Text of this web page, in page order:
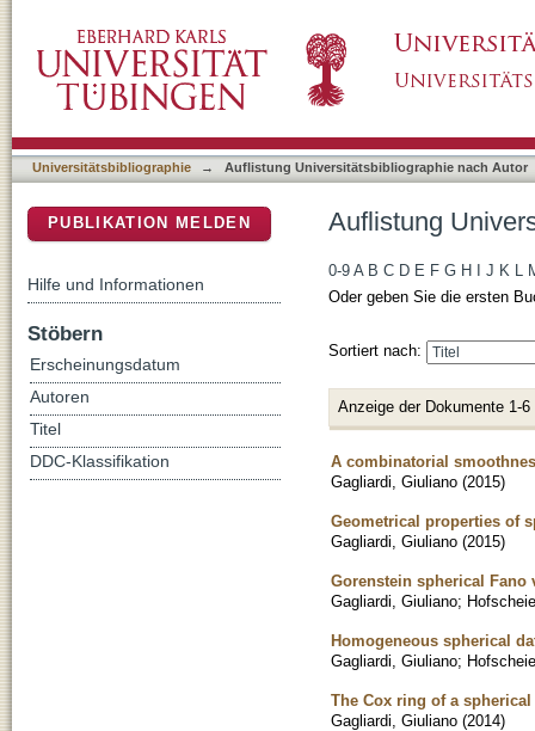
Universitätsbibliographie → Auflistung Universitätsbibliographie nach Autor
Auflistung
0-9 A B C D E F G H J K L
Oder geben Sie die ersten
Sortiert nach:
Anzeige der Dokumente 1-6
A combinatorial
Gagliardi, Giuliano (2015)
Geometrical properties of
Gagliardi, Giuliano (2015)
Gorenstein spherical Fano
Gagliardi, Giuliano;
Homogeneous spherical
Gagliardi, Giuliano;
The Cox ring of a
Gagliardi, Giuliano (2014)
PUBLIKATION MELDEN
Hilfe und Informationen
Stöbern
Erscheinungsdatum
Autoren
Titel
DDC-Klassifikation